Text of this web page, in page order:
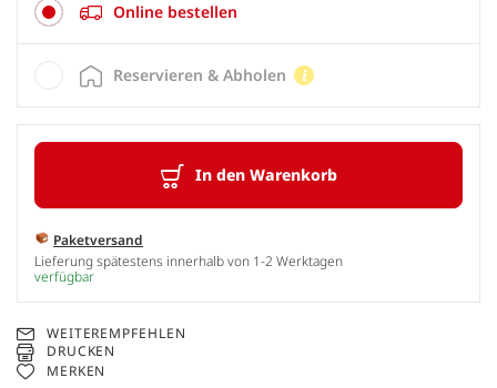
Online bestellen
In den Warenkorb
Paketversand
Lieferung spätestens innerhalb von 1-2 Werktagen
verfügbar
Reservieren & Abholen
WEITEREMPFEHLEN
DRUCKEN
MERKEN